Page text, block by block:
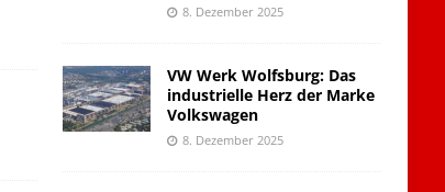
8. Dezember 2025
VW Werk Wolfsburg: Das
industrielle Herz der Marke
Volkswagen
8. Dezember 2025